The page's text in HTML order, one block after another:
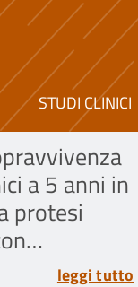
STUDI CLINICI
a 5 anni in
protesi
in polietilene
leggi tutto